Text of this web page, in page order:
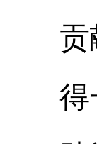
贡
得